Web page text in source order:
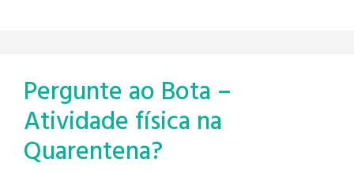
Pergunte ao Bota –
Atividade física na
Quarentena?